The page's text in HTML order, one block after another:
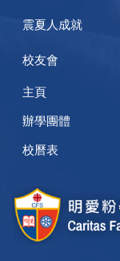
震夏人成就
校友會
主頁
辦學團體
校曆表